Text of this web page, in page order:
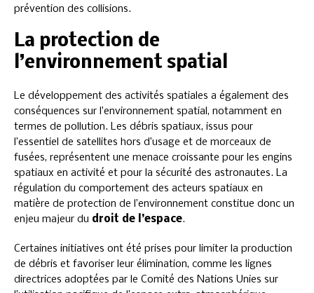
prévention des collisions.
La protection de
l’environnement spatial
Le développement des activités spatiales a également des
conséquences sur l’environnement spatial, notamment en
termes de pollution. Les débris spatiaux, issus pour
l’essentiel de satellites hors d’usage et de morceaux de
fusées, représentent une menace croissante pour les engins
spatiaux en activité et pour la sécurité des astronautes. La
régulation du comportement des acteurs spatiaux en
matière de protection de l’environnement constitue donc un
enjeu majeur du droit de l’espace.
Certaines initiatives ont été prises pour limiter la production
de débris et favoriser leur élimination, comme les lignes
directrices adoptées par le Comité des Nations Unies sur